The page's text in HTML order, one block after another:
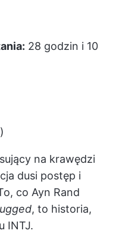
28 godzin i 10
na krawędzi
dusi postęp i
co Ayn Rand
, to historia,
INTJ.